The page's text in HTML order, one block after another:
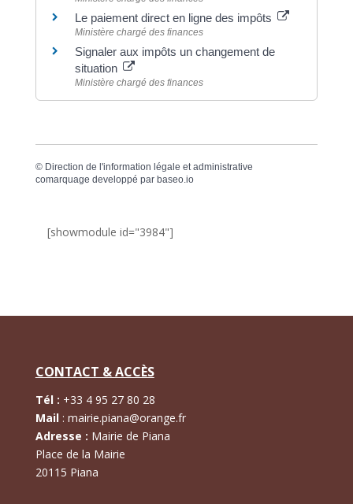
Le paiement direct en ligne des impôts
Ministère chargé des finances
Signaler aux impôts un changement de
situation
Ministère chargé des finances
© Direction de l'information légale et administrative
comarquage developpé par baseo.io
[showmodule id="3984"]
CONTACT & ACCÈS
Tél : +33 4 95 27 80 28
Mail: mairie.piana@orange.fr
Adresse : Mairie de Piana
Place de la Mairie
20115 Piana